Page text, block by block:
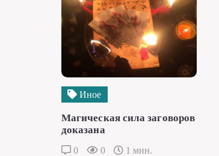
Иное
Магическая сила заговоров
доказана
0 0 1 мин.